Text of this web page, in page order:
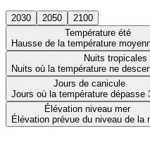
2030 2050
2100
Température été
Hausse de la température
Nuits tropicales
Nuits où la température ne
Jours de canicule
Jours où la température dépasse
Élévation niveau mer
Élévation prévue du niveau de la